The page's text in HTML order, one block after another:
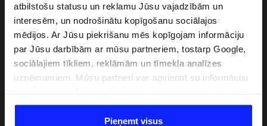
atbilstošu statusu un reklamu Jūsu vajadzībām un
interesēm, un nodrošinātu kopīgošanu sociālajos
mēdijos. Ar Jūsu piekrišanu mēs kopīgojam informāciju
par Jūsu darbībām ar mūsu partneriem, tostarp Google,
sociālajiem tīkliem, reklāmām un tīmekļa analīzes
uzņēmumiem. Mūsu partneri var apvienot so informāciju
datiem, ko viņi iegūst, izmantojot viņu pakalpojumus. Ar
Jūsu atļauju, mēs varam pārsūtīt Jūsu personas datus
Pieņemt visus